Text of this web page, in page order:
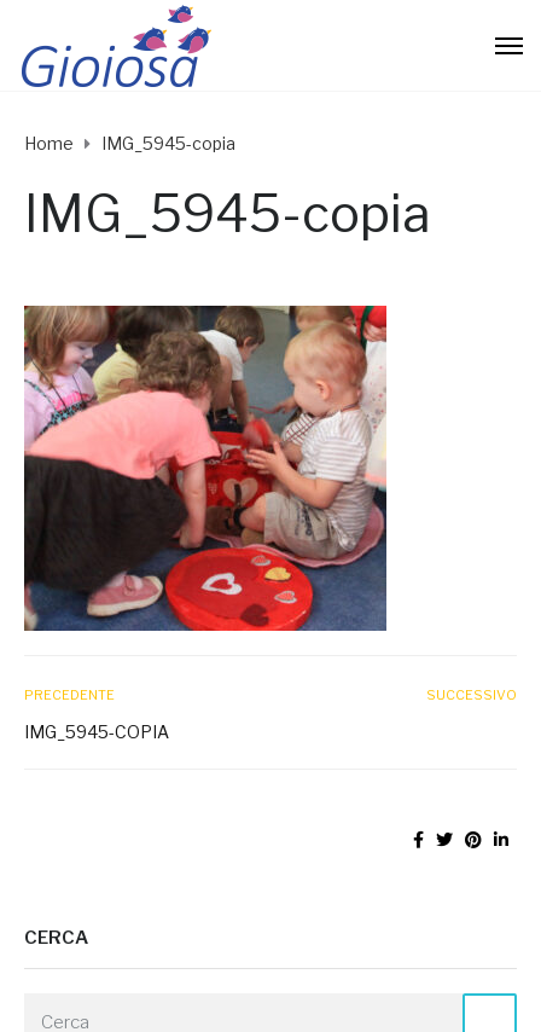
Home IMG_5945-copia
IMG_5945-copia
PRECEDENTE
IMG_5945-COPIA
SUCCESSIVO
CERCA